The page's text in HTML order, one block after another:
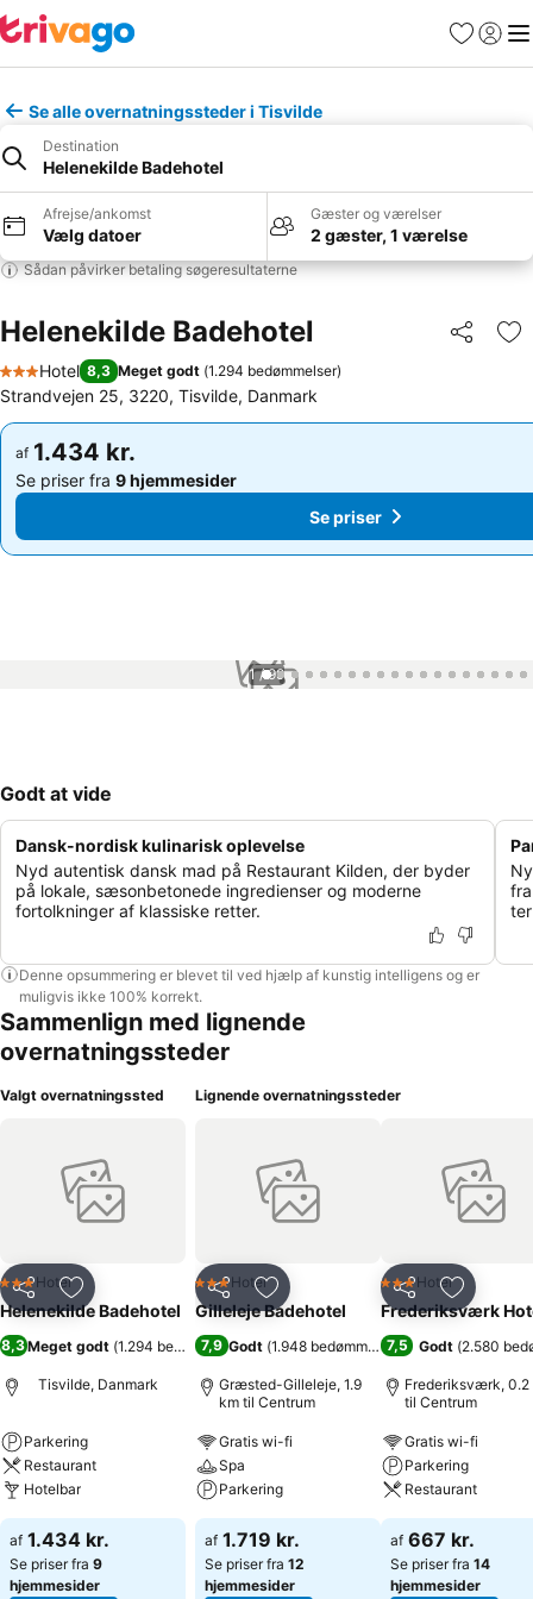
Favoritter
Log ind
Se alle overnatningssteder i Tisvilde
Destination
Helenekilde Badehotel
Afrejse/ankomst
Vælg datoer
Gæster og værelser
2 gæster, 1 værelse
Sådan påvirker betaling søgeresultaterne
Helenekilde Badehotel Del
3 Stjerner
Hotel 8,3 Meget godt (1.294 bedømmelser)
Strandvejen 25, 3220, Tisvilde, Danmark
af 1.434 kr.
Se priser fra 9 hjemmesider
af 1.434 kr.
Se priser fra 9 hjemmesider
Se priser
1 / 99
Godt at vide
Dansk-nordisk kulinarisk oplevelse
Nyd autentisk dansk mad på Restaurant Kilden, der byder
på lokale, sæsonbetonede ingredienser og moderne
fortolkninger af klassiske retter.
Denne opsummering er blevet til ved hjælp af kunstig intelligens og er
muligvis ikke 100% korrekt.
Sammenlign med lignende
overnatningssteder
Valgt overnatningssted
Del Føj til favoritter
3 Stjerner
Hotel
Helenekilde Badehotel
8,3Meget godt (1.294 bedømmelser)
Tisvilde, Danmark
Parkering
Restaurant
Hotelbar
af 1.434 kr.
Se priser fra 9
hjemmesider
Lignende overnatningssteder
Del Føj til favoritter
3 Stjerner
Hotel
Gilleleje Badehotel
7,9 Godt (1.948 bedømmelser)
Græsted-Gilleleje, 1.9
km til Centrum
Gratis wi-fi
Spa
Parkering
af 1.719 kr.
Se priser fra 12
hjemmesider
Del Føj til
3 Stjerner
Hotel
Frederiksværk
7,5 Godt (2.580
Frederiksværk, 0.2
til Centrum
Gratis wi-fi
Parkering
Restaurant
af 667 kr.
Se priser fra 14
hjemmesider